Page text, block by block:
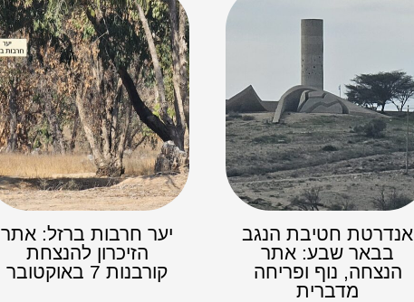
אנדרטת חטיבת הנגב
בבאר שבע: אתר
הנצחה, נוף ופריחה
מדברית
יער חרבות ברזל: אתר
הזיכרון להנצחת
קורבנות 7 באוקטובר